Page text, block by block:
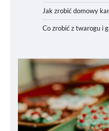
Jak zrobić domowy
Co zrobić z twarogu i